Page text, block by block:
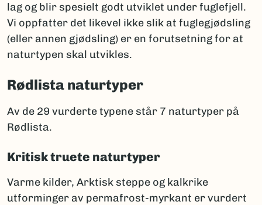
lag og blir spesielt godt utviklet under fuglefjell.
Vi oppfatter det likevel ikke slik at fuglegjødsling
(eller annen gjødsling) er en forutsetning for at
naturtypen skal utvikles.
Rødlista naturtyper
Av de 29 vurderte typene står 7 naturtyper på
Rødlista.
Kritisk truete naturtyper
Varme kilder, Arktisk steppe og kalkrike
utforminger av permafrost-myrkant er vurdert